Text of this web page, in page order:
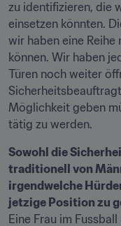
zu identifizieren, die
einsetzen könnten.
wir haben eine
können. Wir haben
Türen noch weiter
Möglichkeit geben
tätig zu werden.
Sowohl die
traditionell von
irgendwelche
jetzige Position zu
Eine Frau im